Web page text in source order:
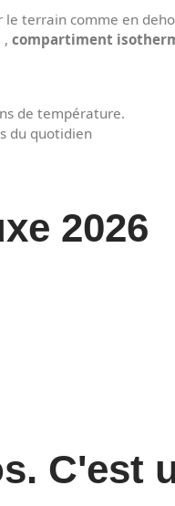
terrain comme en
, compartiment
de température.
du quotidien
2026
C'est